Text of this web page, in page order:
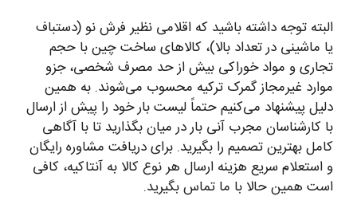
البته توجه داشته باشید که اقلامی نظیر فرش نو (دستباف
یا ماشینی در تعداد بالا)، کالاهای ساخت چین با حجم
تجاری و مواد خوراکی بیش از حد مصرف شخصی، جزو
موارد غیرمجاز گمرک ترکیه محسوب می‌شوند. به همین
دلیل پیشنهاد می‌کنیم حتماً لیست بار خود را پیش از ارسال
با کارشناسان مجرب آنی بار در میان بگذارید تا با آگاهی
کامل بهترین تصمیم را بگیرید. برای دریافت مشاوره رایگان
و استعلام سریع هزینه ارسال هر نوع کالا به آنتاکیه، کافی
است همین حالا با ما تماس بگیرید.